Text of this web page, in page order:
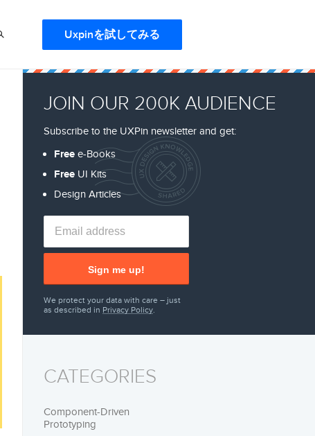
Uxpinを試してみる
JOIN OUR 200K AUDIENCE
Subscribe to the UXPin newsletter and get:
Free e-Books
Free UI Kits
Design Articles
Sign me up!
We protect your data with care – just
as described in Privacy Policy.
CATEGORIES
Component-Driven
Prototyping